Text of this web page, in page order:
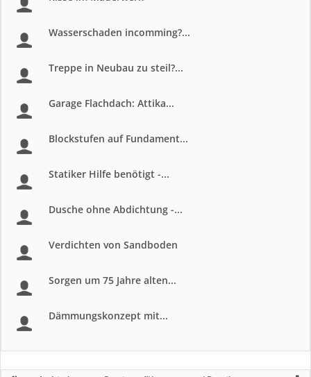
Wasserschaden incomming?...
Treppe in Neubau zu steil?...
Garage Flachdach: Attika...
Blockstufen auf Fundament...
Statiker Hilfe benötigt -...
Dusche ohne Abdichtung -...
Verdichten von Sandboden
Sorgen um 75 Jahre alten...
Dämmungskonzept mit...